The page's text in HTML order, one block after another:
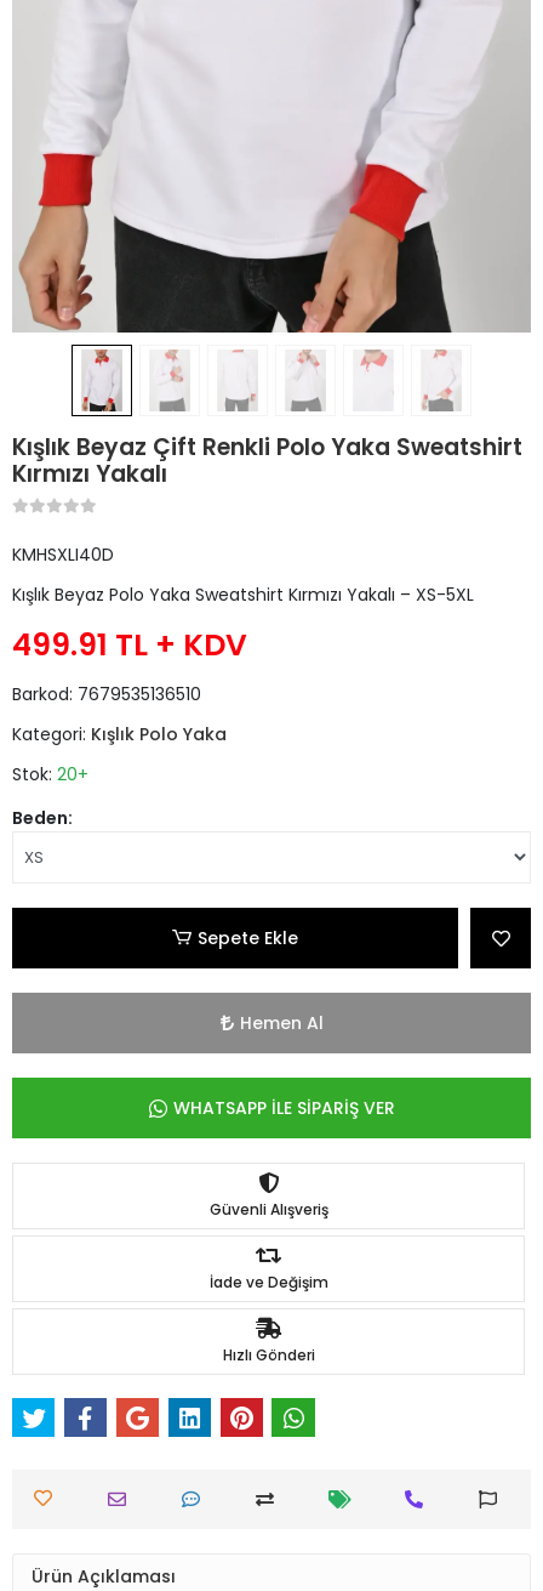
Kışlık Beyaz Çift Renkli Polo Yaka Sweatshirt
Kırmızı Yakalı
KMHSXLI40D
Kışlık Beyaz Polo Yaka Sweatshirt Kırmızı Yakalı – XS-5XL
499.91 TL + KDV
Barkod: 7679535136510
Kategori: Kışlık Polo Yaka
Stok: 20+
Beden:
Sepete Ekle
Hemen Al
WHATSAPP İLE SİPARİŞ VER
Güvenli Alışveriş
İade ve Değişim
Hızlı Gönderi
Ürün Açıklaması